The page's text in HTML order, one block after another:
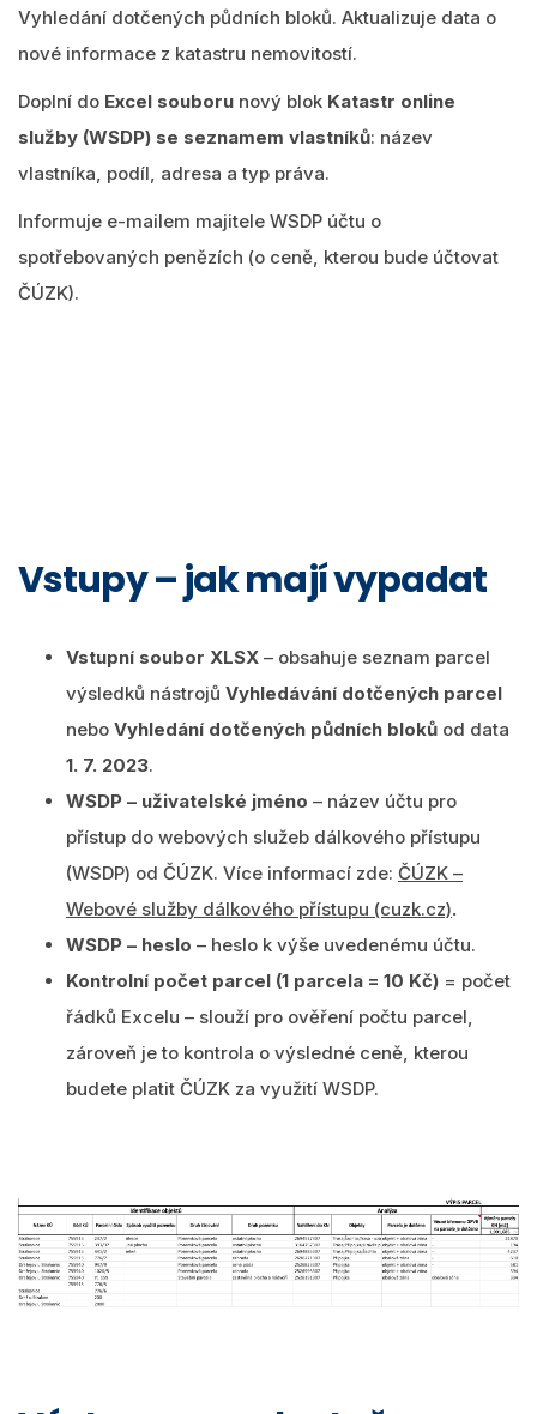
Vyhledání dotčených půdních bloků. Aktualizuje data o
nové informace z katastru nemovitostí.
Doplní do Excel souboru nový blok Katastr online
služby (WSDP) se seznamem vlastníků: název
vlastníka, podíl, adresa a typ práva.
Informuje e-mailem majitele WSDP účtu o
spotřebovaných penězích (o ceně, kterou bude účtovat
ČÚZK).
Vstupy – jak mají vypadat
Vstupní soubor XLSX – obsahuje seznam parcel
výsledků nástrojů Vyhledávání dotčených parcel
nebo Vyhledání dotčených půdních bloků od data
1. 7. 2023.
WSDP – uživatelské jméno – název účtu pro
přístup do webových služeb dálkového přístupu
(WSDP) od ČÚZK. Více informací zde: ČÚZK –
Webové služby dálkového přístupu (cuzk.cz).
WSDP – heslo – heslo k výše uvedenému účtu.
Kontrolní počet parcel (1 parcela = 10 Kč) = počet
řádků Excelu – slouží pro ověření počtu parcel,
zároveň je to kontrola o výsledné ceně, kterou
budete platit ČÚZK za využití WSDP.